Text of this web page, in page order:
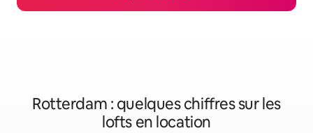
Rotterdam : quelques chiffres sur les
lofts en location